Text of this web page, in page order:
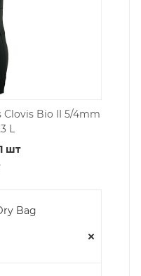
Clovis Bio II 5/4mm
L
шт
Bag